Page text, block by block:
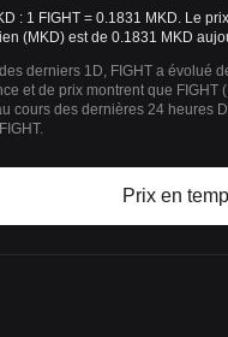
: 1 FIGHT = 0.1831 MKD. Le
(MKD) est de 0.1831 MKD
derniers 1D, FIGHT a évolué
et de prix montrent que FIGHT
cours des dernières 24 heures
Prix en